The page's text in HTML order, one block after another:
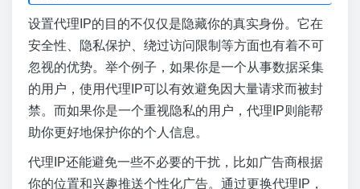
设置代理IP的目的不仅仅是隐藏你的真实身份。它在
安全性、隐私保护、绕过访问限制等方面也有着不可
忽视的优势。举个例子，如果你是一个从事数据采集
的用户，使用代理IP可以有效避免因大量请求而被封
禁。而如果你是一个重视隐私的用户，代理IP则能帮
助你更好地保护你的个人信息。
代理IP还能避免一些不必要的干扰，比如广告商根据
你的位置和兴趣推送个性化广告。通过更换代理IP，